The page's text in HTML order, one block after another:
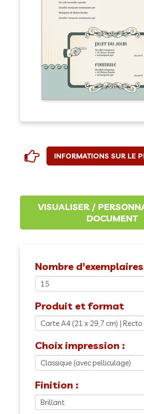
INFORMATIONS SUR LE
Nombre d'exemplaires
Produit et format
Choix impression :
Finition :